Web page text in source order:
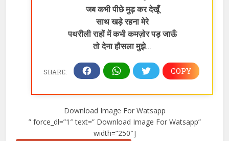
जब कभी पीछे मुड़ कर देखूँ
साथ खड़े रहना मेरे
पथरीली राहों में कभी कमज़ोर पड़ जाऊँ
तो देना हौसला मुझे…
Download Image For Watsapp
” force_dl=”1″ text=” Download Image For Watsapp”
width=”250″]